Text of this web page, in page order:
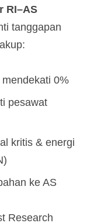
RI–AS
tanggapan
0%
pesawat
kritis & energi
ke AS
Research